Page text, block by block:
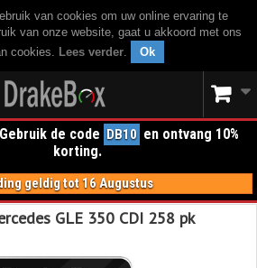
van cookies om uw online ervaring te
van onze website, gaat u akkoord met ons
cookies. Lees verder. Ok
de code DB10 en ontvang 10%
korting.
geldig tot 16 Augustus
GLE 350 CDI 258 pk